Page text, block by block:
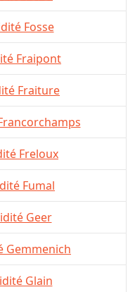
Fosse
Fraipont
Fraiture
Freloux
Fumal
Geer
Gemmenich
Glain